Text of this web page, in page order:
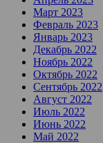
Март 2023
Февраль 2023
Январь 2023
Декабрь 2022
Ноябрь 2022
Октябрь 2022
Сентябрь 2022
Август 2022
Июль 2022
Июнь 2022
Май 2022